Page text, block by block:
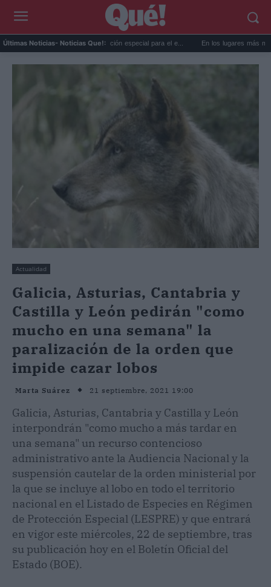
Últimas Noticias- Noticias Que!:
prepara una predicción especial para el e... En los lugares más misteriosos
Actualidad
Galicia, Asturias, Cantabria y
Castilla y León pedirán "como
mucho en una semana" la
paralización de la orden que
impide cazar lobos
Marta Suárez 21 septiembre, 2021 19:00
Galicia, Asturias, Cantabria y Castilla y León
interpondrán "como mucho a más tardar en
una semana" un recurso contencioso
administrativo ante la Audiencia Nacional y la
suspensión cautelar de la orden ministerial por
la que se incluye al lobo en todo el territorio
nacional en el Listado de Especies en Régimen
de Protección Especial (LESPRE) y que entrará
en vigor este miércoles, 22 de septiembre, tras
su publicación hoy en el Boletín Oficial del
Estado (BOE).